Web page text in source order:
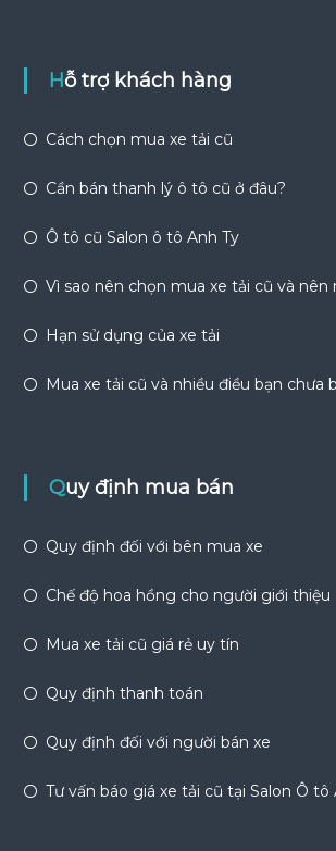
Hỗ trợ khách hàng
Cách chọn mua xe tải cũ
Cần bán thanh lý ô tô cũ ở đâu?
Ô tô cũ Salon ô tô Anh Ty
Vì sao nên chọn mua xe tải cũ và nên
Hạn sử dụng của xe tải
Mua xe tải cũ và nhiều điều bạn chưa
Quy định mua bán
Quy định đối với bên mua xe
Chế độ hoa hồng cho người giới thiệu
Mua xe tải cũ giá rẻ uy tín
Quy định thanh toán
Quy định đối với người bán xe
Tư vấn báo giá xe tải cũ tại Salon Ô tô